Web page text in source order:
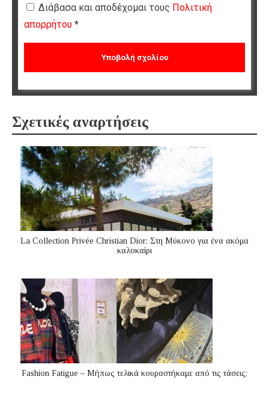
Διάβασα και αποδέχομαι τους Πολιτική
απορρήτου *
Σχετικές αναρτήσεις
La Collection Privée Christian Dior: Στη Μύκονο για ένα ακόμα
καλοκαίρι
Fashion Fatigue – Μήπως τελικά κουραστήκαμε από τις τάσεις;